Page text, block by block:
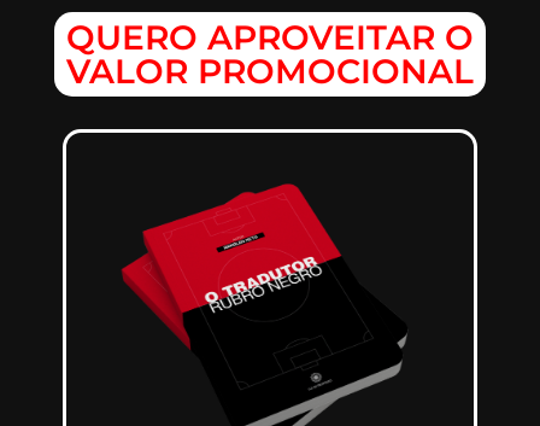
QUERO APROVEITAR O
VALOR PROMOCIONAL